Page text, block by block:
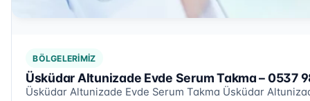
BÖLGELERIMIZ
Üsküdar Altunizade Evde Serum Takma – 0537
Üsküdar Altunizade Evde Serum Takma Üsküdar